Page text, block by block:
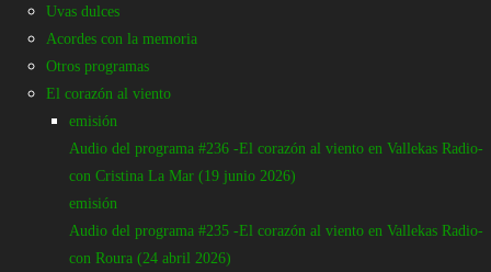
Uvas dulces
Acordes con la memoria
Otros programas
El corazón al viento
emisión
Audio del programa #236 -El corazón al viento en Vallekas Radio-
con Cristina La Mar (19 junio 2026)
emisión
Audio del programa #235 -El corazón al viento en Vallekas Radio-
con Roura (24 abril 2026)
concierto cronicas
Roura en Café Libertad 8 (12
diciembre 2024)
Gonzalo Benito
diciembre 30, 2024